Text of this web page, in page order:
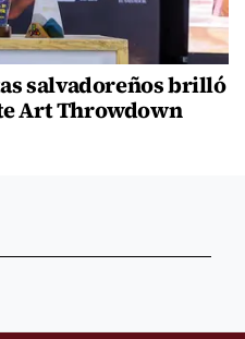
salvadoreños brilló
Art Throwdown